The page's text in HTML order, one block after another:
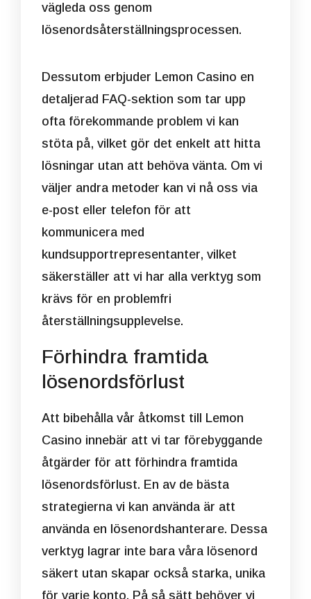
vägleda oss genom
lösenordsåterställningsprocessen.
Dessutom erbjuder Lemon Casino en
detaljerad FAQ-sektion som tar upp
ofta förekommande problem vi kan
stöta på, vilket gör det enkelt att hitta
lösningar utan att behöva vänta. Om vi
väljer andra metoder kan vi nå oss via
e-post eller telefon för att
kommunicera med
kundsupportrepresentanter, vilket
säkerställer att vi har alla verktyg som
krävs för en problemfri
återställningsupplevelse.
Förhindra framtida
lösenordsförlust
Att bibehålla vår åtkomst till Lemon
Casino innebär att vi tar förebyggande
åtgärder för att förhindra framtida
lösenordsförlust. En av de bästa
strategierna vi kan använda är att
använda en lösenordshanterare. Dessa
verktyg lagrar inte bara våra lösenord
säkert utan skapar också starka, unika
för varje konto. På så sätt behöver vi